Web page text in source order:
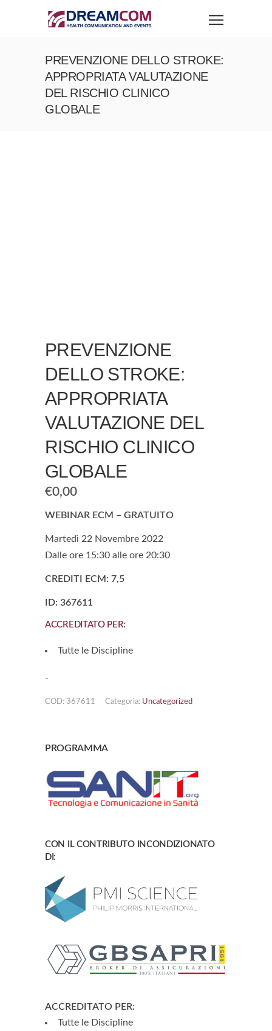
PREVENZIONE DELLO STROKE:
APPROPRIATA VALUTAZIONE
DEL RISCHIO CLINICO
GLOBALE
PREVENZIONE
DELLO STROKE:
APPROPRIATA
VALUTAZIONE DEL
RISCHIO CLINICO
GLOBALE
€0,00
WEBINAR ECM – GRATUITO
Martedì 22 Novembre 2022
Dalle ore 15:30 alle ore 20:30
CREDITI ECM: 7,5
ID: 367611
ACCREDITATO PER:
Tutte le Discipline
-
COD: 367611 Categoria: Uncategorized
PROGRAMMA
CON IL CONTRIBUTO INCONDIZIONATO
DI:
ACCREDITATO PER:
Tutte le Discipline